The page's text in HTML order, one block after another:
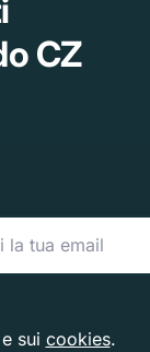
CZ
sui cookies.